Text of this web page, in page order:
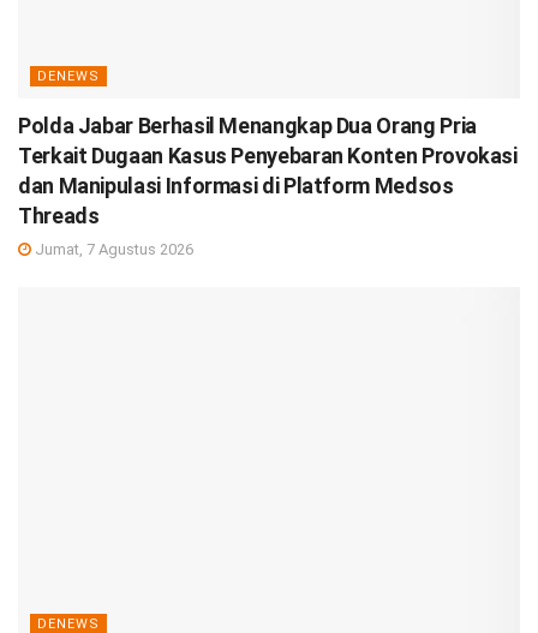
DENEWS
Polda Jabar Berhasil Menangkap Dua Orang Pria
Terkait Dugaan Kasus Penyebaran Konten Provokasi
dan Manipulasi Informasi di Platform Medsos
Threads
Jumat, 7 Agustus 2026
DENEWS